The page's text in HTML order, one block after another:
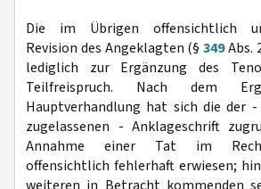
Die im Übrigen offensichtlich
Revision des Angeklagten (§ 349Abs.
lediglich zur Ergänzung des
Teilfreispruch. Nach dem
Hauptverhandlung hat sich die der
zugelassenen - Anklageschrift
Annahme einer Tat im
offensichtlich fehlerhaft erwiesen;